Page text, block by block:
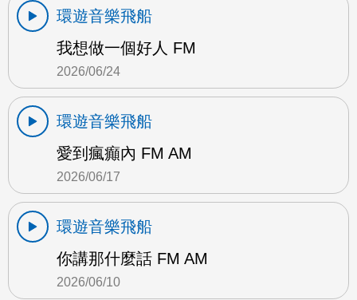
環遊音樂飛船
我想做一個好人 FM
2026/06/24
環遊音樂飛船
愛到瘋癲內 FM AM
2026/06/17
環遊音樂飛船
你講那什麼話 FM AM
2026/06/10